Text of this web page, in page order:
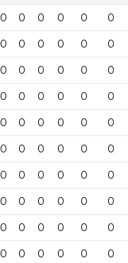
0 0 0 0 0 0
0 0 0 0 0 0
0 0 0 0 0 0
0 0 0 0 0 0
0 0 0 0 0 0
0 0 0 0 0 0
0 0 0 0 0 0
0 0 0 0 0 0
0 0 0 0 0 0
0 0 0 0 0 0